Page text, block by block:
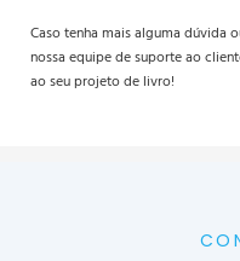
Caso tenha mais alguma dúvida
nossa equipe de suporte ao
ao seu projeto de livro!